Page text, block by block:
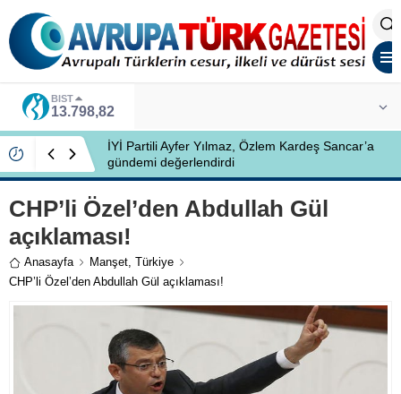
BIST
13.798,82
İYİ Partili Ayfer Yılmaz, Özlem Kardeş Sancar’a
gündemi değerlendirdi
CHP’li Özel’den Abdullah Gül
açıklaması!
Anasayfa Manşet, Türkiye
CHP’li Özel’den Abdullah Gül açıklaması!